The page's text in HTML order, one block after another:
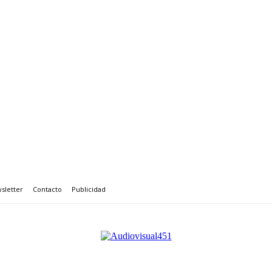
Contacto Publicidad